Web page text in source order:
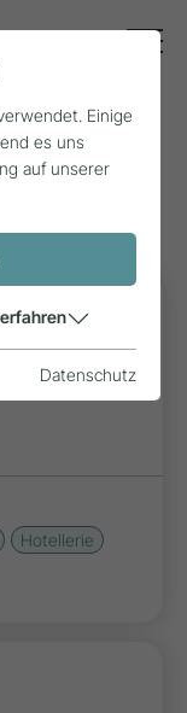
(55)
Hotellerie
Einige
es uns
auf unserer
Datenschutz